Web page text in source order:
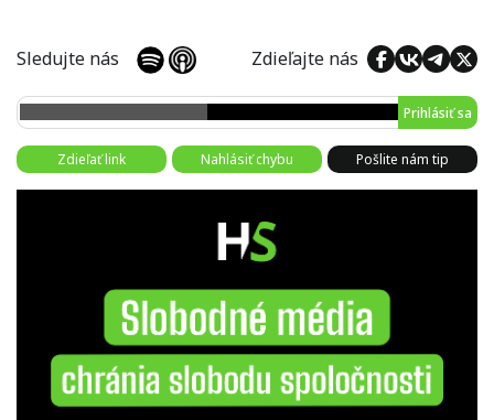
Sledujte nás Zdieľajte nás
Prihlásiť sa
Zdieľať link Nahlásiť chybu Pošlite nám tip